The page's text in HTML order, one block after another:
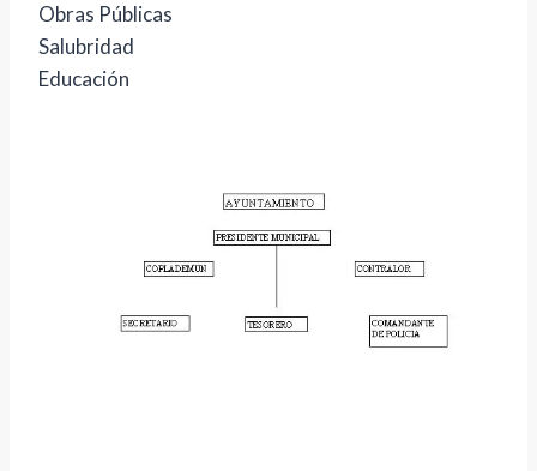
Obras Públicas
Salubridad
Educación